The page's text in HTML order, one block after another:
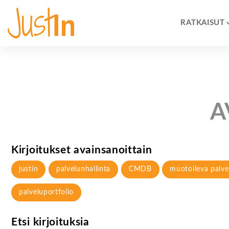
RATKAISUT
Kirjoitukset avainsanoittain
justin palvelunhallinta CMDB muotoileva
palveluportfolio
Etsi kirjoituksia